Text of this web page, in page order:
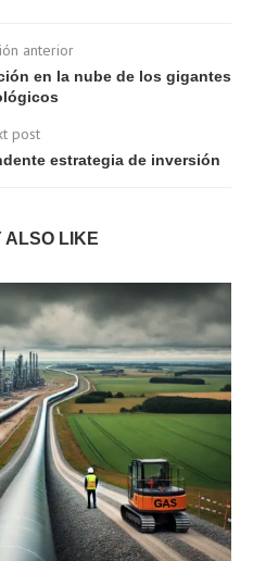
anterior
en la nube de los gigantes
post
estrategia de inversión
ALSO LIKE